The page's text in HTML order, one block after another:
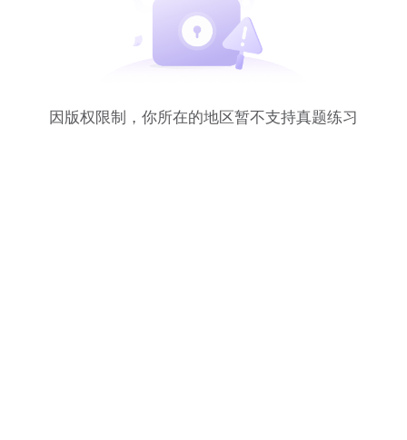
因版权限制，你所在的地区暂不支持真题练习